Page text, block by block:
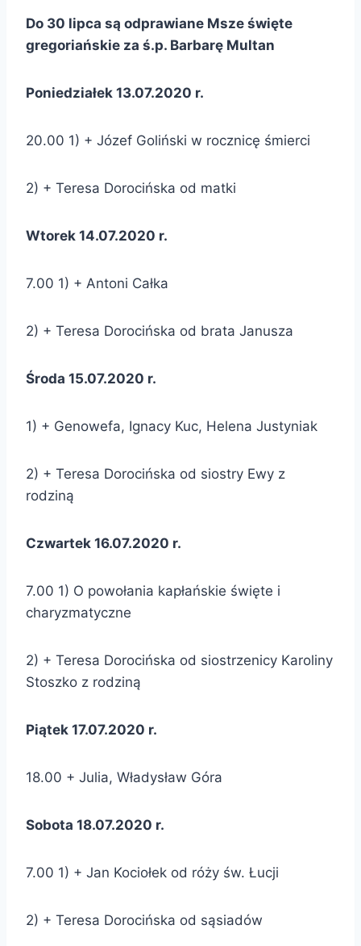
Do 30 lipca są odprawiane Msze święte
gregoriańskie za ś.p. Barbarę Multan
Poniedziałek 13.07.2020 r.
20.00 1) + Józef Goliński w rocznicę śmierci
2) + Teresa Dorocińska od matki
Wtorek 14.07.2020 r.
7.00 1) + Antoni Całka
2) + Teresa Dorocińska od brata Janusza
Środa 15.07.2020 r.
1) + Genowefa, Ignacy Kuc, Helena Justyniak
2) + Teresa Dorocińska od siostry Ewy z
rodziną
Czwartek 16.07.2020 r.
7.00 1) O powołania kapłańskie święte i
charyzmatyczne
2) + Teresa Dorocińska od siostrzenicy Karoliny
Stoszko z rodziną
Piątek 17.07.2020 r.
18.00 + Julia, Władysław Góra
Sobota 18.07.2020 r.
7.00 1) + Jan Kociołek od róży św. Łucji
2) + Teresa Dorocińska od sąsiadów